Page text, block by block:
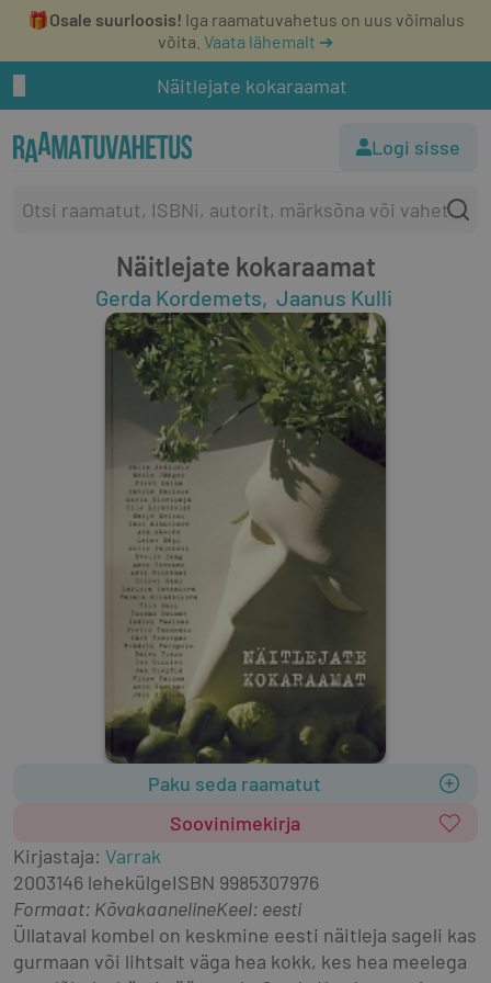
🎁Osale suurloosis! Iga raamatuvahetus on uus võimalus
võita. Vaata lähemalt ➔
Näitlejate kokaraamat
Logi sisse
Näitlejate kokaraamat
Gerda Kordemets Jaanus Kulli
Paku seda raamatut
Soovinimekirja
Kirjastaja: Varrak
2003146 lehekülgeISBN 9985307976
Formaat: KõvakaanelineKeel: eesti
Üllataval kombel on keskmine eesti näitleja sageli kas
gurmaan või lihtsalt väga hea kokk, kes hea meelega